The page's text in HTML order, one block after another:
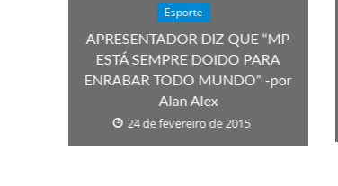
Esporte
APRESENTADOR DIZ QUE “MP
ESTÁ SEMPRE DOIDO PARA
ENRABAR TODO MUNDO” -por
Alan Alex
24 de fevereiro de 2015